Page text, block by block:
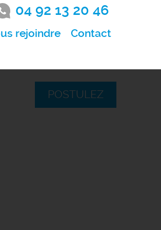
04 92 13 20 46
rejoindre Contact
POSTULEZ